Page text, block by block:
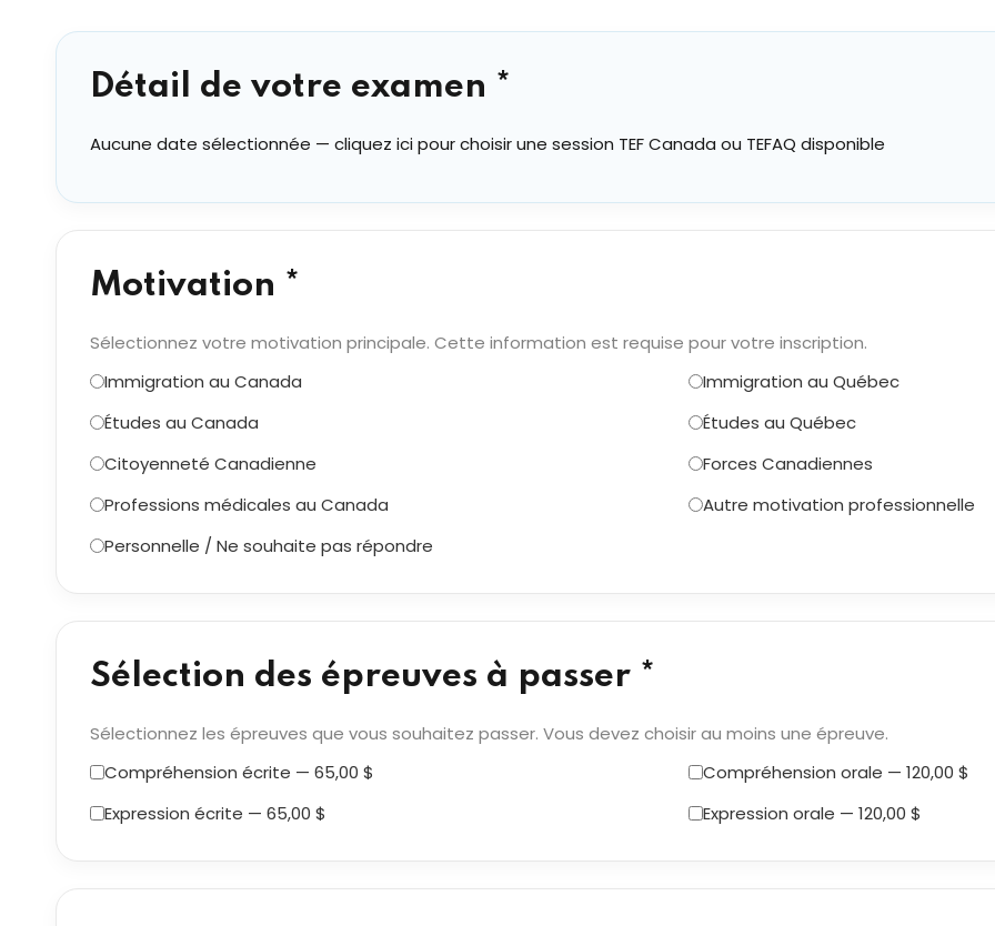
Détail de votre examen *
Aucune date sélectionnée — cliquez ici pour choisir une session TEF Canada ou TEFAQ disponible
Motivation *
Sélectionnez votre motivation principale. Cette information est requise pour votre inscription.
Immigration au Canada
Immigration au Québec
Études au Canada
Études au Québec
Citoyenneté Canadienne
Forces Canadiennes
Professions médicales au Canada
Autre motivation professionnelle
Personnelle / Ne souhaite pas répondre
Sélection des épreuves à passer *
Sélectionnez les épreuves que vous souhaitez passer. Vous devez choisir au moins une épreuve.
Compréhension écrite — 65,00 $
Compréhension orale — 120,00 $
Expression écrite — 65,00 $
Expression orale — 120,00 $